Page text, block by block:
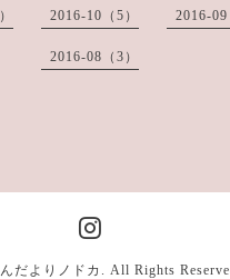
2016-10（5） 2016-09
2016-08（3）
だよりノドカ . All Rights